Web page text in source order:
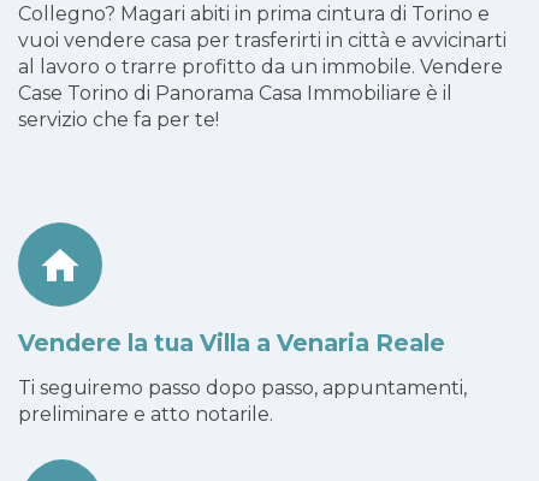
Collegno? Magari abiti in prima cintura di Torino e
vuoi vendere casa per trasferirti in città e avvicinarti
al lavoro o trarre profitto da un immobile. Vendere
Case Torino di Panorama Casa Immobiliare è il
servizio che fa per te!
Vendere la tua Villa a Venaria Reale
Ti seguiremo passo dopo passo, appuntamenti,
preliminare e atto notarile.